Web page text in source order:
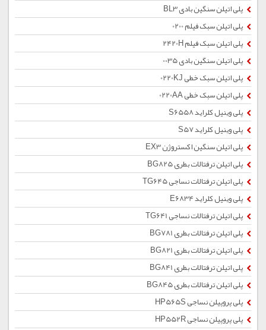
پلی اتیلن سنگین بادی BL3
پلی اتیلن سبک فیلم 0200
پلی اتیلن سبک فیلم 2420H
پلی اتیلن سنگین بادی 0035
پلی اتیلن سبک خطی 0220KJ
پلی اتیلن سبک خطی 0220AA
پلی وینیل کلراید S6558
پلی وینیل کلراید S57
پلی اتیلن سنگین اکستروژن EX3
پلی اتیلن ترفتالات بطری BG825
پلی اتیلن ترفتالات نساجی TG645
پلی وینیل کلراید E6834
پلی اتیلن ترفتالات نساجی TG641
پلی اتیلن ترفتالات بطری BG781
پلی اتیلن ترفتالات بطری BG821
پلی اتیلن ترفتالات بطری BG841
پلی اتیلن ترفتالات بطری BG845
پلی پروپیلن نساجی HP565S
پلی پروپیلن نساجی HP552R